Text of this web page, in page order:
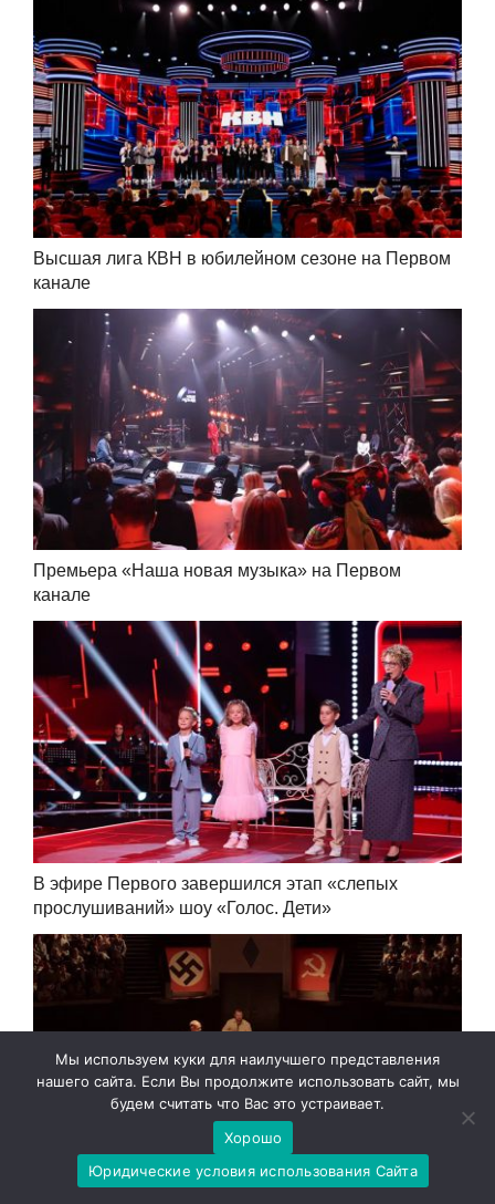
Высшая лига КВН в юбилейном сезоне на Первом
канале
Премьера «Наша новая музыка» на Первом
канале
В эфире Первого завершился этап «слепых
прослушиваний» шоу «Голос. Дети»
Мы используем куки для наилучшего представления
нашего сайта. Если Вы продолжите использовать сайт, мы
будем считать что Вас это устраивает.
Хорошо
Юридические условия использования Сайта